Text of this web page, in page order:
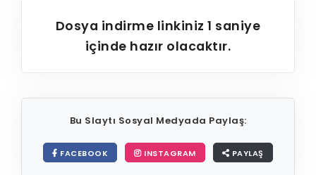
Dosya indirme linkiniz1 saniye
içinde hazır olacaktır.
Bu Slaytı Sosyal Medyada Paylaş:
FACEBOOK INSTAGRAM PAYLAŞ